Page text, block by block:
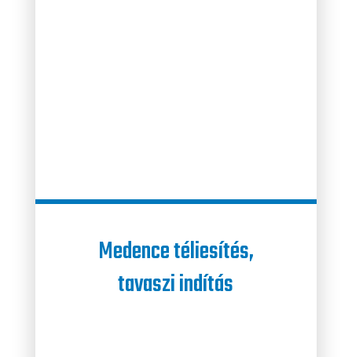
Medence téliesítés,
tavaszi indítás